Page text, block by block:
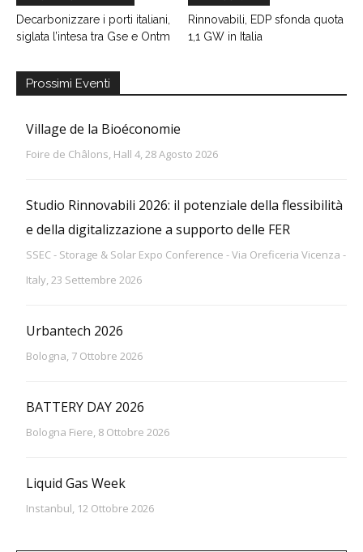
Decarbonizzare i porti italiani,
siglata l’intesa tra Gse e Ontm
Rinnovabili, EDP sfonda quota
1,1 GW in Italia
Prossimi Eventi
Village de la Bioéconomie
Foire de Châlons, Hall 4, 28 Agosto 2026
Studio Rinnovabili 2026: il potenziale della flessibilità
e della digitalizzazione a supporto delle FER
SSEC - Storage & Solar Expo Conference - Via Oreficeria Vicenza -
Italy, 23 Settembre 2026
Urbantech 2026
Bologna, 7 Ottobre 2026
BATTERY DAY 2026
Bologna Fiere, 8 Ottobre 2026
Liquid Gas Week
Instanbul, 12 Ottobre 2026